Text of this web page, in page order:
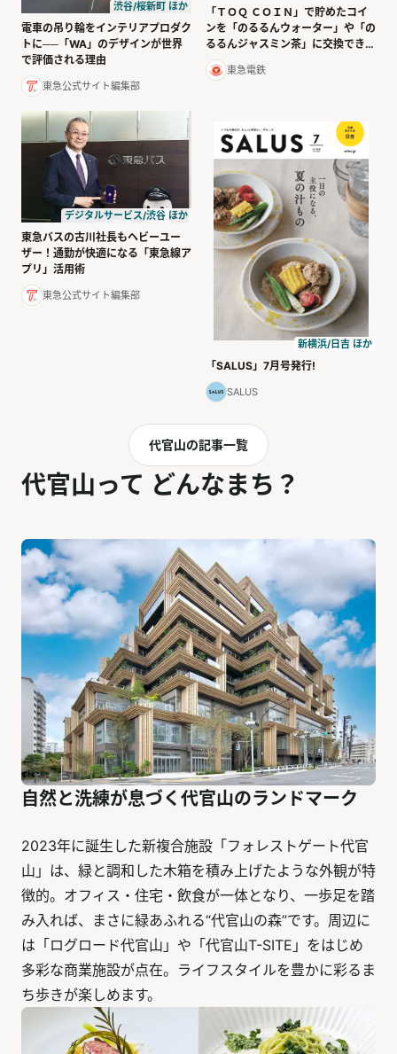
渋谷/桜新町 ほか
電車の吊り輪をインテリアプロダク
トに──「WA」のデザインが世界
で評価される理由
東急公式サイト編集部
「ＴＯＱ ＣＯＩＮ」で貯めたコイ
ンを「のるるんウォーター」や「の
るるんジャスミン茶」に交換できま
す！
東急電鉄
デジタルサービス/渋谷 ほか
東急バスの古川社長もヘビーユー
ザー！通勤が快適になる「東急線ア
プリ」活用術
東急公式サイト編集部
新横浜/日吉 ほか
「SALUS」7月号発行!
SALUS
代官山の記事一覧
代官山って どんなまち？
自然と洗練が息づく代官山のランドマーク
2023年に誕生した新複合施設「フォレストゲート代官
山」は、緑と調和した木箱を積み上げたような外観が特
徴的。オフィス・住宅・飲食が一体となり、一歩足を踏
み入れば、まさに緑あふれる“代官山の森”です。周辺に
は「ログロード代官山」や「代官山T-SITE」をはじめ
多彩な商業施設が点在。ライフスタイルを豊かに彩るま
ち歩きが楽しめます。